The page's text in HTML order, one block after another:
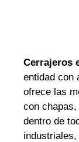
Cerrajeros
entidad con
ofrece las
con
dentro de